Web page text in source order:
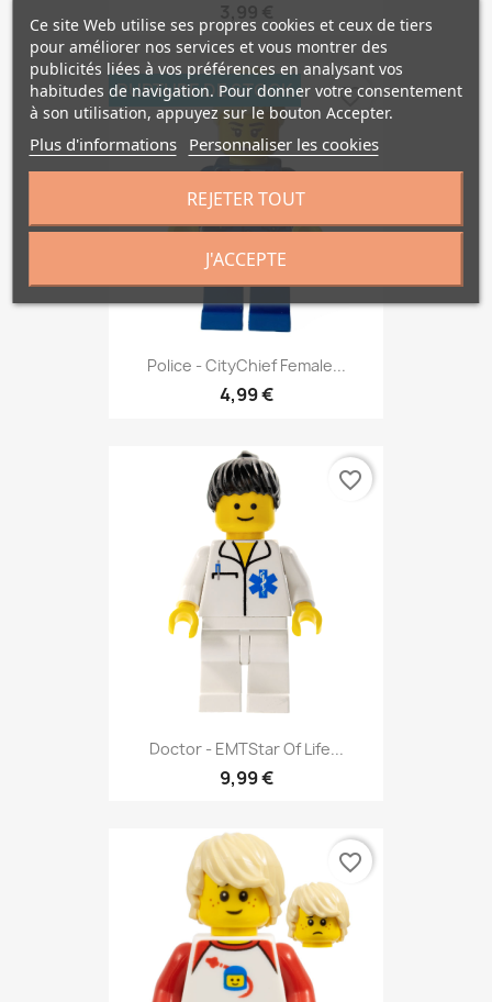
Police - CityChief Female...
4,99 €
RUPTURE DE STOCK favorite_border
Doctor - EMTStar Of Life...
9,99 €
favorite_border
favorite_border
Ce site Web utilise ses propres cookies et ceux de tiers
pour améliorer nos services et vous montrer des
publicités liées à vos préférences en analysant vos
habitudes de navigation. Pour donner votre consentement
à son utilisation, appuyez sur le bouton Accepter.
Plus d'informations Personnaliser les cookies
REJETER TOUT
J'ACCEPTE